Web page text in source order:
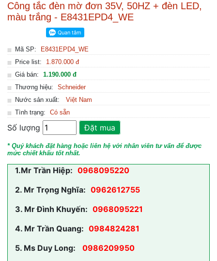
Công tắc đèn mờ đơn 35V, 50HZ + đèn LED,
màu trắng - E8431EPD4_WE
Mã SP:
E8431EPD4_WE
Price list:
1.870.000 đ
Giá bán:
1.190.000 đ
Thương hiệu:
Schneider
Nước sản xuất:
Việt Nam
Tình trạng:
Có sẵn
Số lượng Đặt mua
* Quý khách đặt hàng hoặc liên hệ với nhân viên tư vấn để được
mức chiết khấu tốt nhất.
1.Mr Trần Hiệp: 0968095220
2. Mr Trọng Nghĩa: 0962612755
3. Mr Đình Khuyến: 0968095221
4. Mr Trần Quang: 0984824281
5. Ms Duy Long:
0986209950